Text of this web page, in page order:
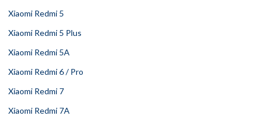
Xiaomi Redmi 5
Xiaomi Redmi 5 Plus
Xiaomi Redmi 5A
Xiaomi Redmi 6 / Pro
Xiaomi Redmi 7
Xiaomi Redmi 7A